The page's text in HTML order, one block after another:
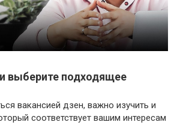
выберите подходящее
вакансией дзен, важно изучить и
соответствует вашим интересам